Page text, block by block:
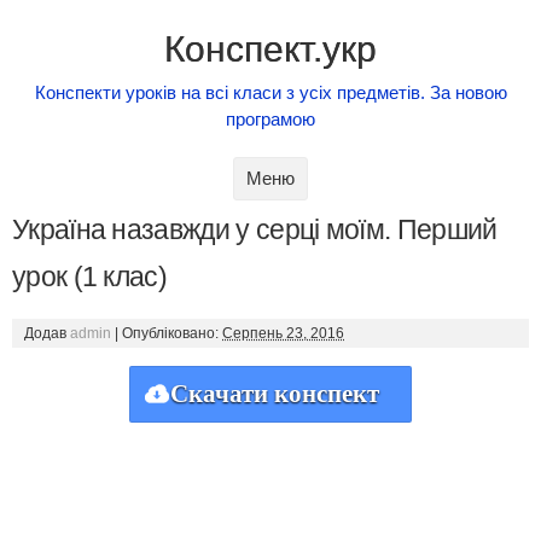
Конспект.укр
Конспекти уроків на всі класи з усіх предметів. За новою
програмою
Меню
Україна назавжди у серці моїм. Перший
урок (1 клас)
Додав admin Опубліковано: Серпень 23, 2016
Скачати конспект